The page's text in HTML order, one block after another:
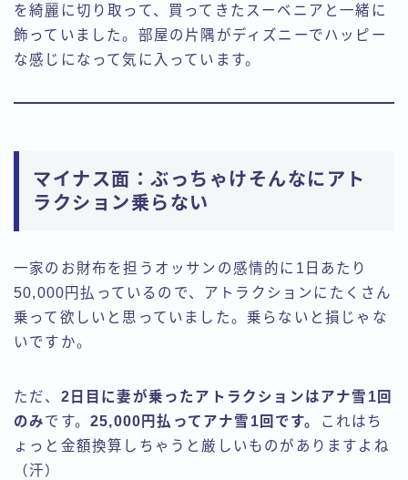
を綺麗に切り取って、買ってきたスーベニアと一緒に
飾っていました。部屋の片隅がディズニーでハッピー
な感じになって気に入っています。
マイナス面：ぶっちゃけそんなにアト
ラクション乗らない
一家のお財布を担うオッサンの感情的に1日あたり
50,000円払っているので、アトラクションにたくさん
乗って欲しいと思っていました。乗らないと損じゃな
いですか。
ただ、 2日目に妻が乗ったアトラクションはアナ雪1回
のみです。25,000円払ってアナ雪1回です。
これはち
ょっと金額換算しちゃうと厳しいものがありますよね
（汗）